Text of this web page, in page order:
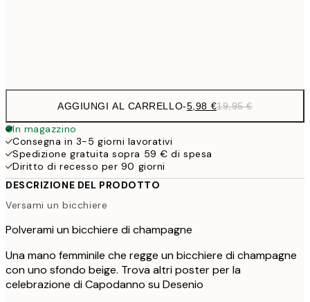
AGGIUNGI AL CARRELLO-5,98 €19,95 €
In magazzino
Consegna in 3-5 giorni lavorativi
Spedizione gratuita sopra 59 € di spesa
Diritto di recesso per 90 giorni
DESCRIZIONE DEL PRODOTTO
Versami un bicchiere
Polverami un bicchiere di champagne
Una mano femminile che regge un bicchiere di champagne
con uno sfondo beige. Trova altri poster per la
celebrazione di Capodanno su Desenio